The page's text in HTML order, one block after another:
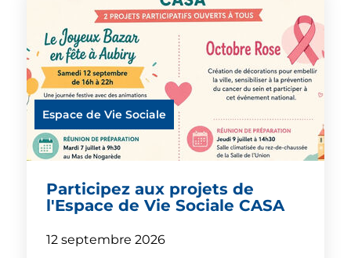
Espace de Vie Sociale
Participez aux projets de
l'Espace de Vie Sociale CASA
12 septembre 2026